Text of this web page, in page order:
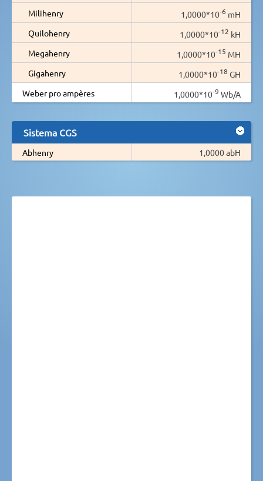
Milihenry
1,0000*10-6 mH
Quilohenry
1,0000*10-12 kH
Megahenry
1,0000*10-15 MH
Gigahenry
1,0000*10-18 GH
Weber pro ampères
1,0000*10-9 Wb/A
Sistema CGS
Abhenry 1,0000 abH